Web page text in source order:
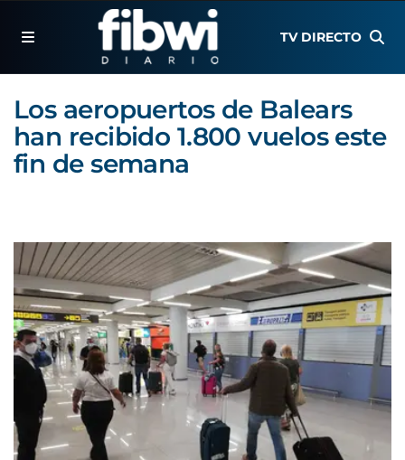
TV DIRECTO
Los aeropuertos de Balears
han recibido 1.800 vuelos este
fin de semana